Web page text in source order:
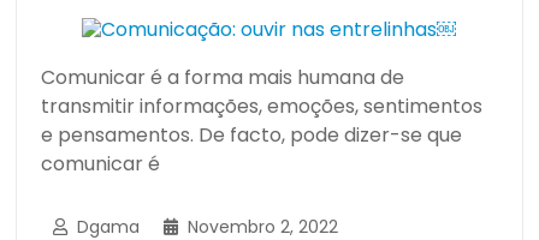
Comunicar é a forma mais humana de
transmitir informações, emoções, sentimentos
e pensamentos. De facto, pode dizer-se que
comunicar é
Dgama Novembro 2, 2022